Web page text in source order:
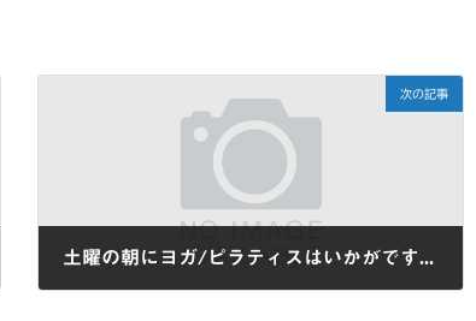
次の記事
土曜の朝にヨガ/ピラティスはいかがですか？